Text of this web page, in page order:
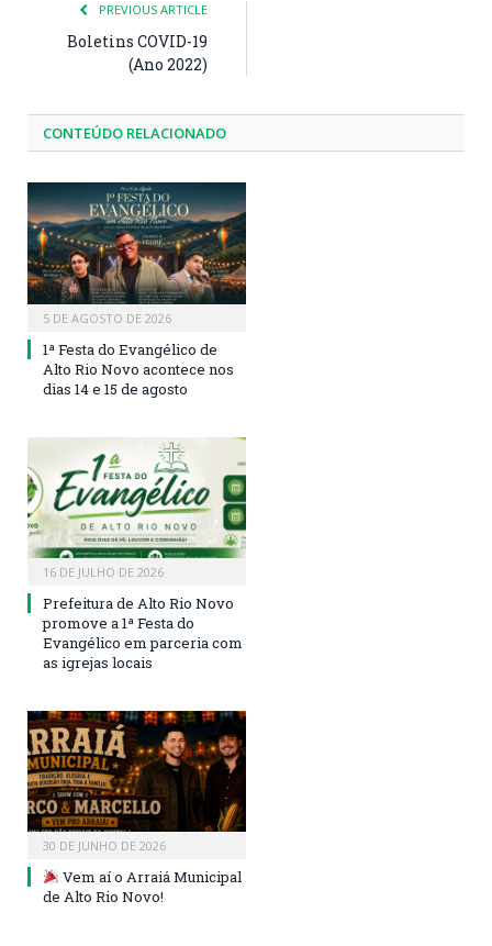
PREVIOUS ARTICLE
Boletins COVID-19
(Ano 2022)
CONTEÚDO RELACIONADO
5 DE AGOSTO DE 2026
1ª Festa do Evangélico de
Alto Rio Novo acontece nos
dias 14 e 15 de agosto
16 DE JULHO DE 2026
Prefeitura de Alto Rio Novo
promove a 1ª Festa do
Evangélico em parceria com
as igrejas locais
30 DE JUNHO DE 2026
Vem aí o Arraiá Municipal
de Alto Rio Novo!